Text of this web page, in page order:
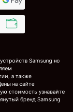
Samsung но
а также
на сайте
стоимость узнавайте
бренд Samsung